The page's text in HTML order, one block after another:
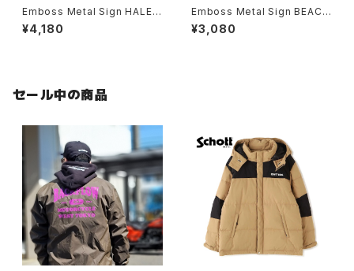
Emboss Metal Sign HALEI
WA
¥4,180
Emboss Metal Sign BEACH
BOYS
¥3,080
セール中の商品